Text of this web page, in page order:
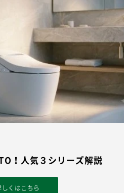
！人気３シリーズ解説
しくはこちら